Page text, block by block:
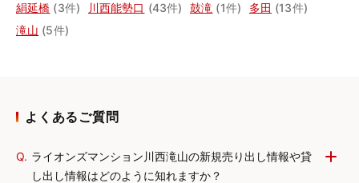
絹延橋 (3件) 川西能勢口 (43件) 鼓滝 (1件) 多田 (13件)
滝山 (5件)
よくあるご質問
Q. ライオンズマンション川西滝山の新規売り出し情報や貸
し出し情報はどのように知れますか？